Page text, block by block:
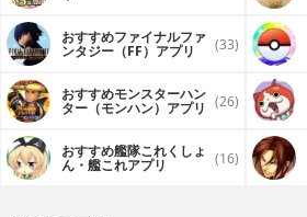
おすすめファイナルファ
ンタジー（FF）アプリ (33)
おすすめモンスターハン
ター（モンハン）アプリ (26)
おすすめ艦隊これくしょ
ん・艦これアプリ (16)